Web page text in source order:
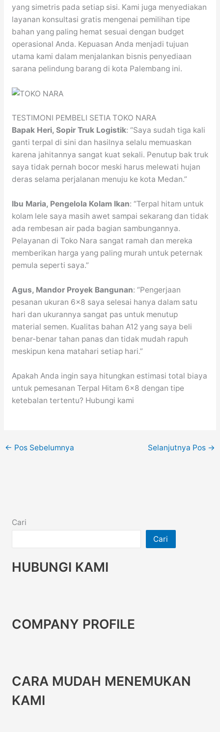
yang simetris pada setiap sisi. Kami juga menyediakan
layanan konsultasi gratis mengenai pemilihan tipe
bahan yang paling hemat sesuai dengan budget
operasional Anda. Kepuasan Anda menjadi tujuan
utama kami dalam menjalankan bisnis penyediaan
sarana pelindung barang di kota Palembang ini.
TESTIMONI PEMBELI SETIA TOKO NARA
Bapak Heri, Sopir Truk Logistik: “Saya sudah tiga kali
ganti terpal di sini dan hasilnya selalu memuaskan
karena jahitannya sangat kuat sekali. Penutup bak truk
saya tidak pernah bocor meski harus melewati hujan
deras selama perjalanan menuju ke kota Medan.”
Ibu Maria, Pengelola Kolam Ikan: “Terpal hitam untuk
kolam lele saya masih awet sampai sekarang dan tidak
ada rembesan air pada bagian sambungannya.
Pelayanan di Toko Nara sangat ramah dan mereka
memberikan harga yang paling murah untuk peternak
pemula seperti saya.”
Agus, Mandor Proyek Bangunan: “Pengerjaan
pesanan ukuran 6×8 saya selesai hanya dalam satu
hari dan ukurannya sangat pas untuk menutup
material semen. Kualitas bahan A12 yang saya beli
benar-benar tahan panas dan tidak mudah rapuh
meskipun kena matahari setiap hari.”
Apakah Anda ingin saya hitungkan estimasi total biaya
untuk pemesanan Terpal Hitam 6×8 dengan tipe
ketebalan tertentu? Hubungi kami
← Pos Sebelumnya Selanjutnya Pos →
Cari
Cari
HUBUNGI KAMI
COMPANY PROFILE
CARA MUDAH MENEMUKAN
KAMI